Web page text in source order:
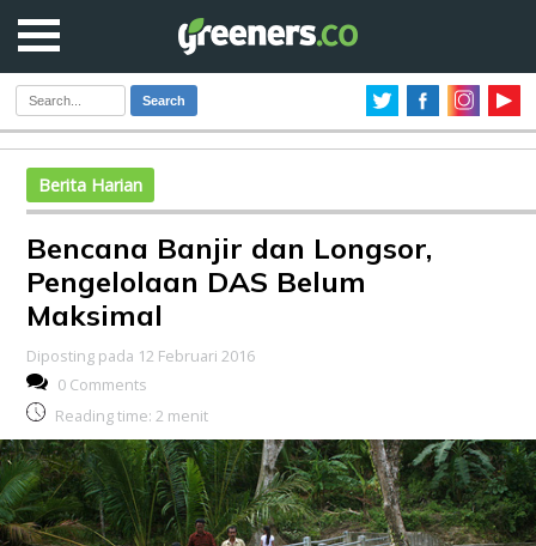
Search
Berita Harian
Bencana Banjir dan Longsor,
Pengelolaan DAS Belum
Maksimal
Diposting pada 12 Februari 2016
0 Comments
Reading time: 2 menit